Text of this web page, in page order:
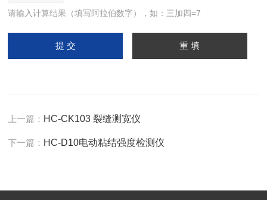
请输入计算结果（填写阿拉伯数字），如：三加四=7
上一篇： HC-CK103 裂缝测宽仪
下一篇： HC-D10电动粘结强度检测仪